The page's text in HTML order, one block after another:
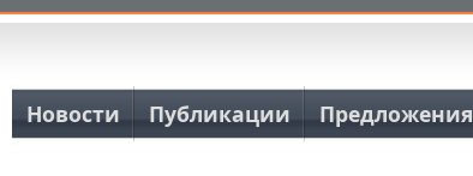
Основная навигация
Новости Публикации Предложения